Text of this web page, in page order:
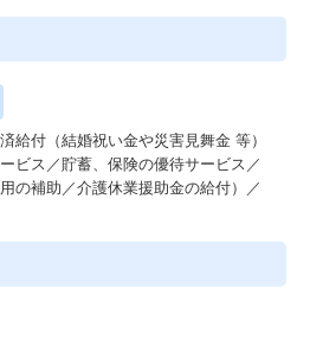
にはプロダクトマネジメントやユー
ノウハウを持つプロ人材が不可欠で
ーチの活用によって、これまで把握
雑な背景や要件を把握することが可
ンスと捉え、その能力を最大限に引
います。
ト組織としてチームを運営していま
ってはその体制自体に変化を起こせ
AI前提の新たな開発組織のあり方で
」へと刷新していこうと計画してい
給付（結婚祝い金や災害見舞金 等）
ビス／貯蓄、保険の優待サービス／
の補助／介護休業援助金の給付）／